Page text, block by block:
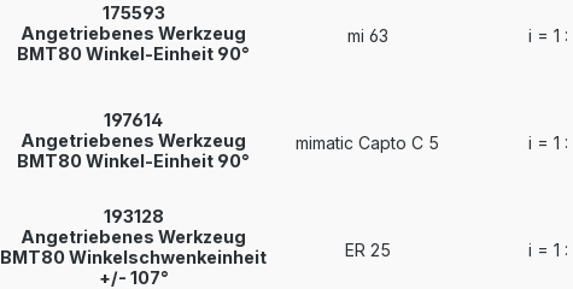
175593
Angetriebenes Werkzeug
BMT80 Winkel-Einheit 90°
mi 63 i = 1 :
197614
Angetriebenes Werkzeug
BMT80 Winkel-Einheit 90°
mimatic Capto C 5 i = 1 :
193128
Angetriebenes Werkzeug
BMT80 Winkelschwenkeinheit
+/- 107°
ER 25 i = 1 :